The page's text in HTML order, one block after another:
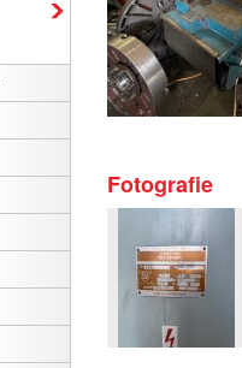
Fotografie